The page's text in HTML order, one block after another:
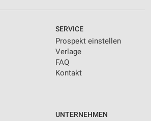
SERVICE
Prospekt einstellen
Verlage
FAQ
Kontakt
UNTERNEHMEN